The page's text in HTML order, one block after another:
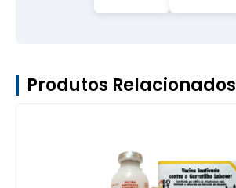
Produtos Relacionados